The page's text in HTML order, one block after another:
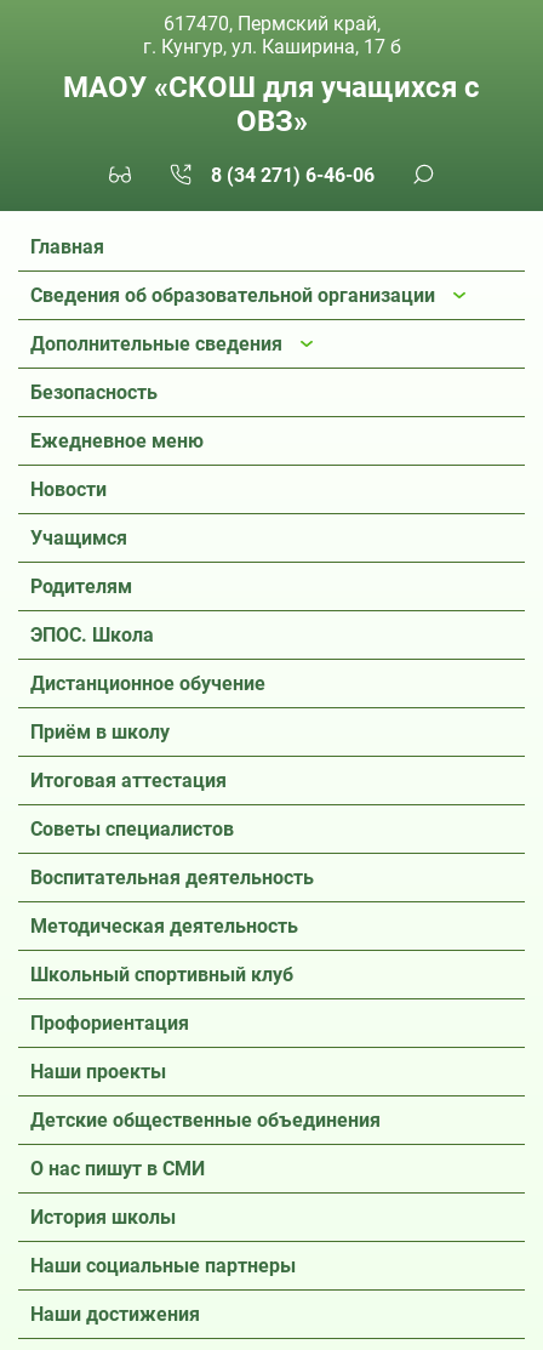
617470, Пермский край,
г. Кунгур, ул. Каширина, 17 б
МАОУ «СКОШ для учащихся с
ОВЗ»
8 (34 271) 6-46-06
Главная
Сведения об образовательной организации
Дополнительные сведения
Безопасность
Ежедневное меню
Новости
Учащимся
Родителям
ЭПОС. Школа
Дистанционное обучение
Приём в школу
Итоговая аттестация
Советы специалистов
Воспитательная деятельность
Методическая деятельность
Школьный спортивный клуб
Профориентация
Наши проекты
Детские общественные объединения
О нас пишут в СМИ
История школы
Наши социальные партнеры
Наши достижения